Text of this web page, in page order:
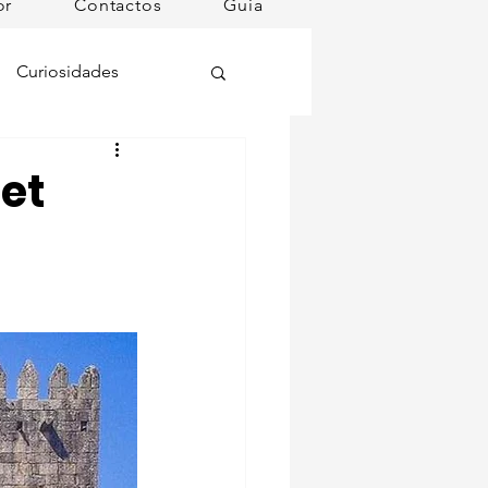
Contactos Guia
Curiosidades
Dog Spa